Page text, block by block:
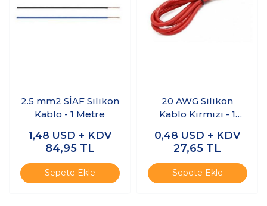
2.5 mm2 SİAF Silikon
Kablo - 1 Metre
1,48 USD + KDV
84,95 TL
Sepete Ekle
20 AWG Silikon
Kablo Kırmızı - 1
0,48 USD + KDV
27,65 TL
Sepete Ekle